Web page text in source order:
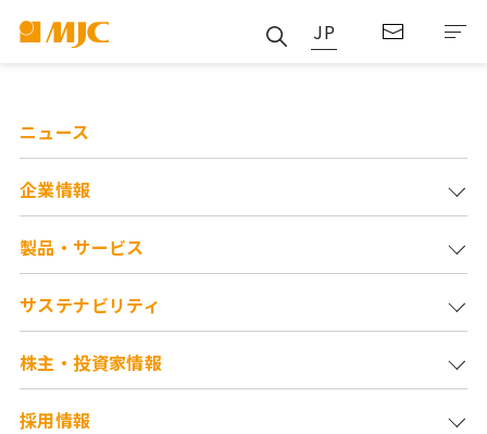
JP
ニュース
企業情報
製品・サービス
サステナビリティ
株主・投資家情報
採用情報